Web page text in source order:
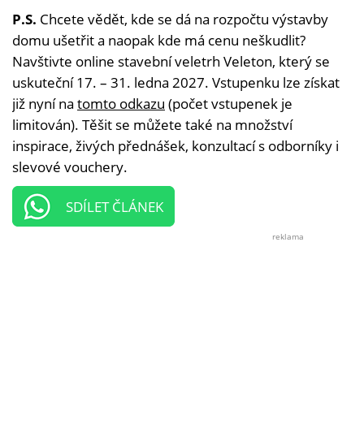
P.S. Chcete vědět, kde se dá na rozpočtu výstavby
domu ušetřit a naopak kde má cenu neškudlit?
Navštivte online stavební veletrh Veleton, který se
uskuteční 17. – 31. ledna 2027. Vstupenku lze získat
již nyní na tomto odkazu (počet vstupenek je
limitován). Těšit se můžete také na množství
inspirace, živých přednášek, konzultací s odborníky i
slevové vouchery.
SDÍLET ČLÁNEK
reklama